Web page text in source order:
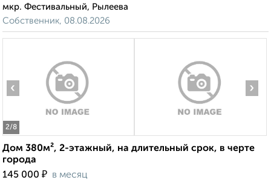
мкр. Фестивальный, Рылеева
Собственник, 08.08.2026
2/8
‹ ›
Дом 380м², 2-этажный, на длительный срок, в черте
города
145 000 ₽ в месяц